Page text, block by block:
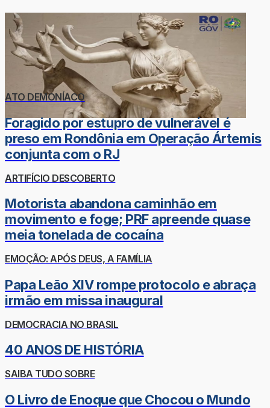
ATO DEMONÍACO
Foragido por estupro de vulnerável é
preso em Rondônia em Operação Ártemis
conjunta com o RJ
ARTIFÍCIO DESCOBERTO
Motorista abandona caminhão em
movimento e foge; PRF apreende quase
meia tonelada de cocaína
EMOÇÃO: APÓS DEUS, A FAMÍLIA
Papa Leão XIV rompe protocolo e abraça
irmão em missa inaugural
DEMOCRACIA NO BRASIL
40 ANOS DE HISTÓRIA
SAIBA TUDO SOBRE
O Livro de Enoque que Chocou o Mundo